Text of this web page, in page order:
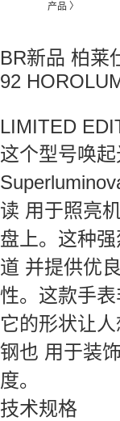
产品 〉
BR新品 柏莱
92
LIMITED
这个型号唤起
读 用于照亮
盘上。这种
道 并提供优
性。这款手表
它的形状让
钢也 用于装
度。
技术规格